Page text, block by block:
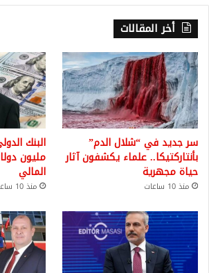
أخر المقالات
سر جديد في “شلال الدم”
بأنتاركتيكا.. علماء يكشفون آثار
حياة مجهرية
منذ 10 ساعات
مليون
المالي
منذ 10 ساعات